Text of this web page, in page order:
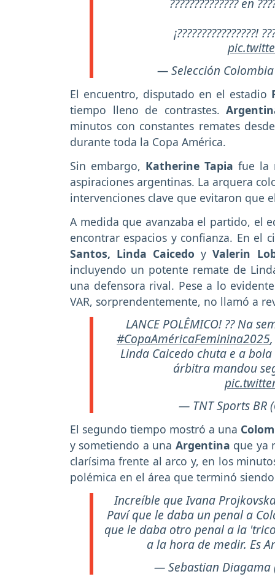
?????????????? en
¡????????????????!
— Selección Colombia
El encuentro, disputado en el estadio
tiempo lleno de contrastes.
minutos con constantes remates
durante toda la Copa América.
Sin embargo, Katherine Tapia fue la
aspiraciones argentinas. La arquera
intervenciones clave que evitaron que
A medida que avanzaba el partido, el
encontrar espacios y confianza. En el
Santos, Linda Caicedo y Valerin
incluyendo un potente remate de
una defensora rival. Pese a lo
VAR, sorprendentemente, no llamó a
LANCE POLÊMICO! ?? Na
#CopaAméricaFeminina2025
Linda Caicedo chuta e a
árbitra mandou
— TNT Sports BR
El segundo tiempo mostró a una
y sometiendo a una Argentina que ya
clarísima frente al arco y, en los
polémica en el área que terminó
Increíble que Ivana
Paví que le daba un penal a
que le daba otro penal a la
a la hora de medir. Es
— Sebastian Diagama